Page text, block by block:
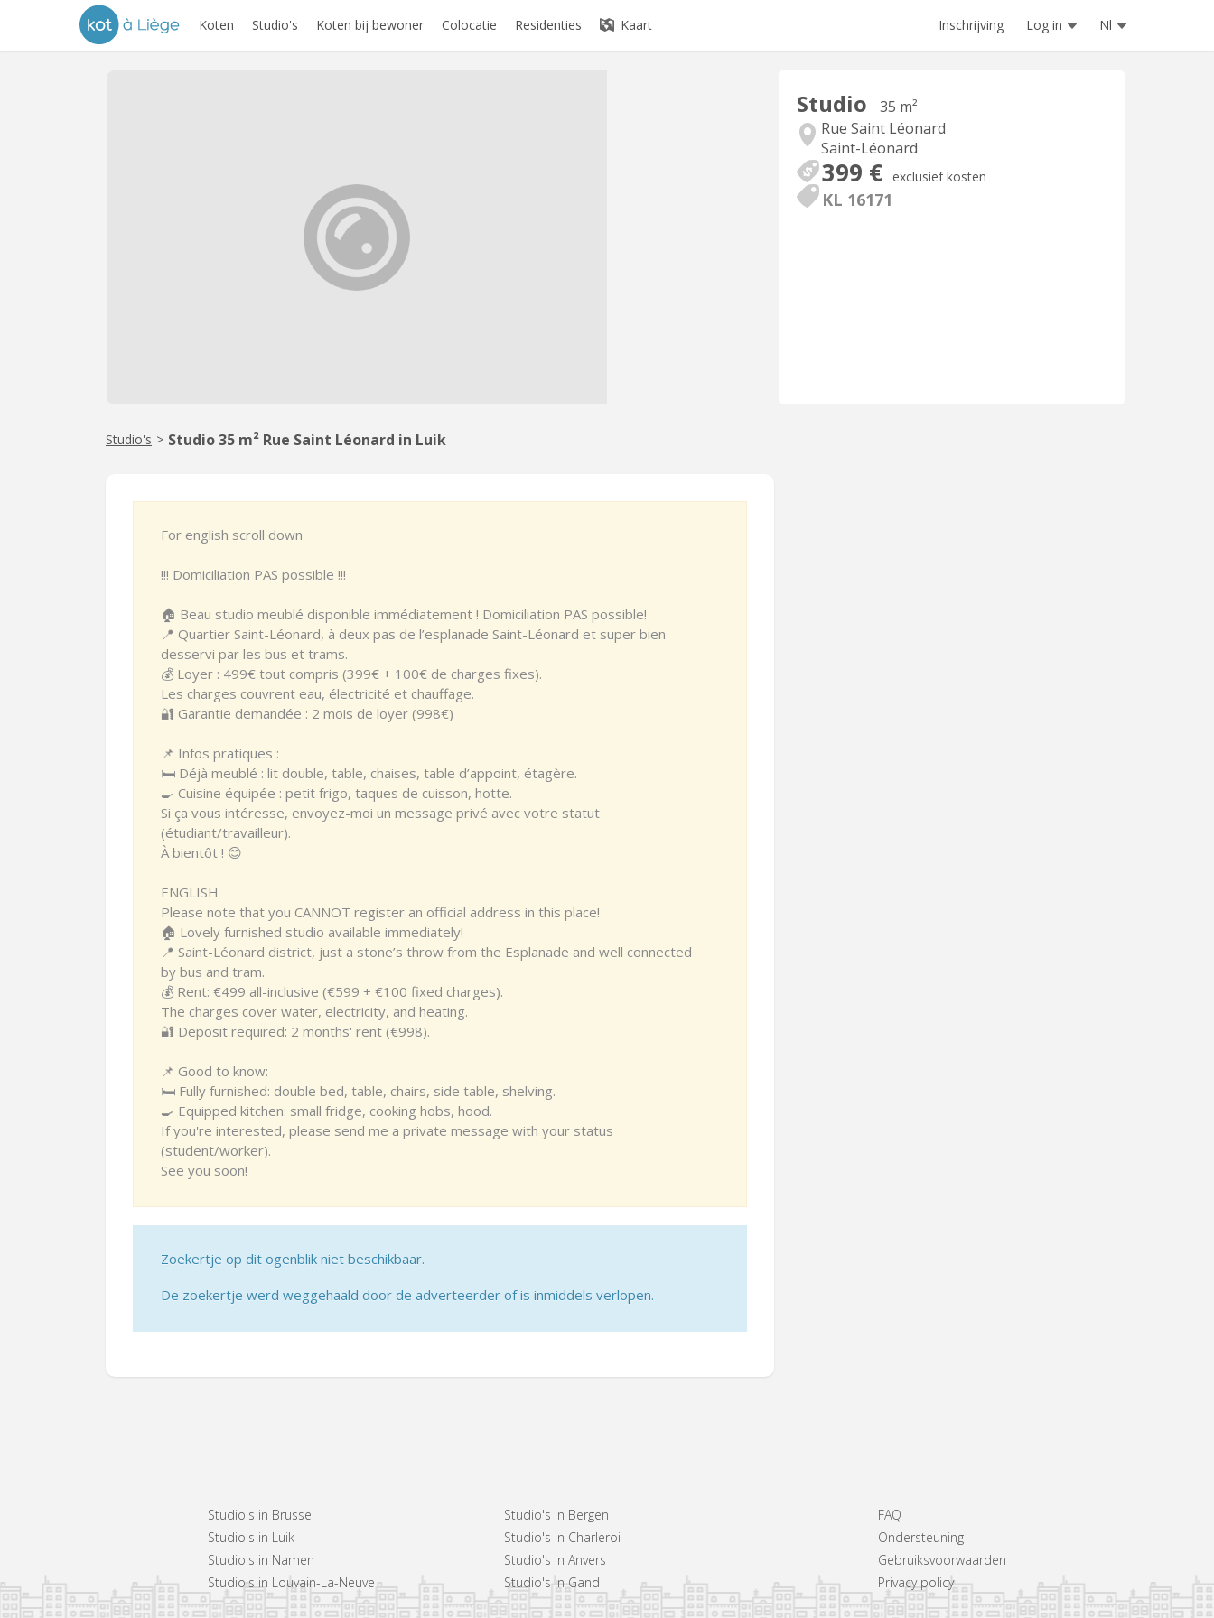
Koten Studio's Koten bij bewoner Colocatie Residenties Kaart Inschrijving Log in Nl
Studio
35 m²
Rue Saint Léonard
Saint-Léonard
399 € exclusief kosten
KL 16171
Studio's > Studio 35 m² Rue Saint Léonard in Luik
For english scroll down
!!! Domiciliation PAS possible !!!
🏠 Beau studio meublé disponible immédiatement ! Domiciliation PAS possible!
📍 Quartier Saint-Léonard, à deux pas de l’esplanade Saint-Léonard et super bien
desservi par les bus et trams.
💰 Loyer : 499€ tout compris (399€ + 100€ de charges fixes).
Les charges couvrent eau, électricité et chauffage.
🔐 Garantie demandée : 2 mois de loyer (998€)
📌 Infos pratiques :
🛏 Déjà meublé : lit double, table, chaises, table d’appoint, étagère.
🍳 Cuisine équipée : petit frigo, taques de cuisson, hotte.
Si ça vous intéresse, envoyez-moi un message privé avec votre statut
(étudiant/travailleur).
À bientôt ! 😊
ENGLISH
Please note that you CANNOT register an official address in this place!
🏠 Lovely furnished studio available immediately!
📍 Saint-Léonard district, just a stone’s throw from the Esplanade and well connected
by bus and tram.
💰 Rent: €499 all-inclusive (€599 + €100 fixed charges).
The charges cover water, electricity, and heating.
🔐 Deposit required: 2 months' rent (€998).
📌 Good to know:
🛏 Fully furnished: double bed, table, chairs, side table, shelving.
🍳 Equipped kitchen: small fridge, cooking hobs, hood.
If you're interested, please send me a private message with your status
(student/worker).
See you soon!
Zoekertje op dit ogenblik niet beschikbaar.
De zoekertje werd weggehaald door de adverteerder of is inmiddels verlopen.
Studio's in Brussel
Studio's in Luik
Studio's in Namen
Studio's in Louvain-La-Neuve
Studio's in Bergen
Studio's in Charleroi
Studio's in Anvers
Studio's in Gand
FAQ
Ondersteuning
Gebruiksvoorwaarden
Privacy policy